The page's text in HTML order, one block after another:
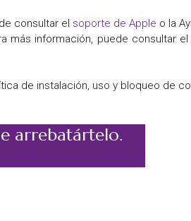
consultar el soporte de Apple o la
más información, puede consultar el
de instalación, uso y bloqueo de
arrebatártelo.